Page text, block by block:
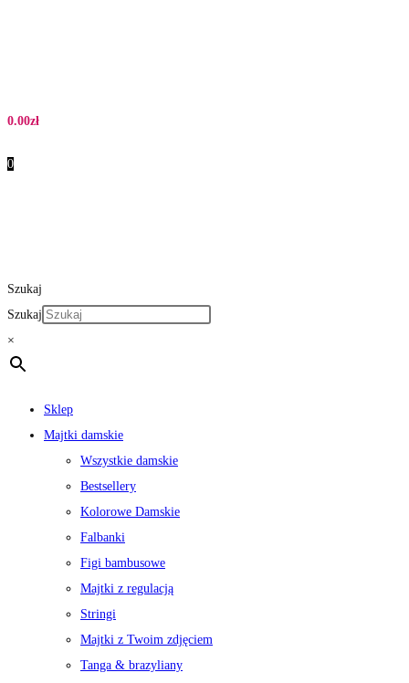
0.00zł
0
Szukaj
Szukaj
×
Sklep
Majtki damskie
Wszystkie damskie
Bestsellery
Kolorowe Damskie
Falbanki
Figi bambusowe
Majtki z regulacją
Stringi
Majtki z Twoim zdjęciem
Tanga & brazyliany